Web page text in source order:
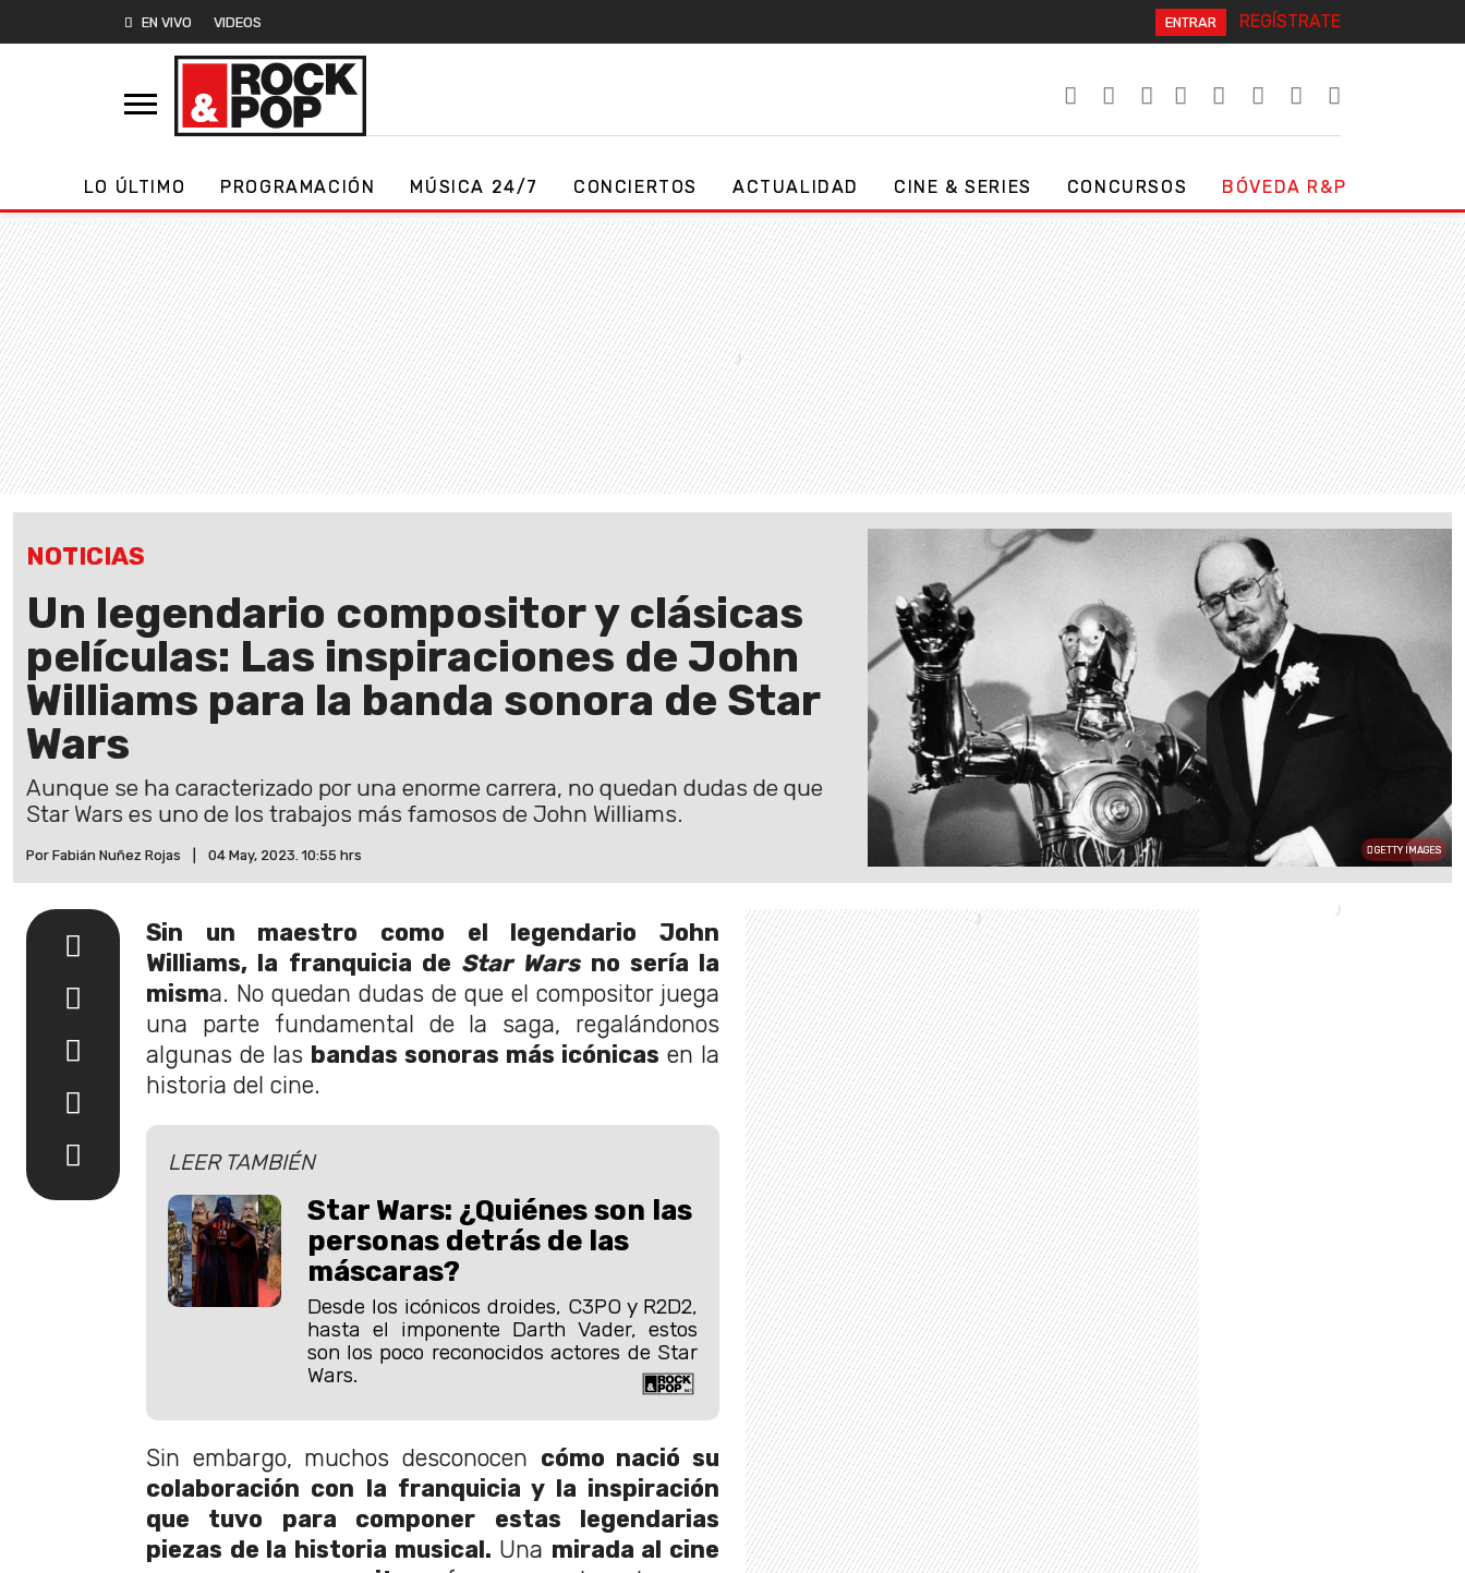
EN VIVO VIDEOS ENTRAR REGÍSTRATE
LO ÚLTIMO PROGRAMACIÓN MÚSICA 24/7 CONCIERTOS ACTUALIDAD CINE & SERIES CONCURSOS BÓVEDA R&P
NOTICIAS
Un legendario compositor y clásicas
películas: Las inspiraciones de John
Williams para la banda sonora de Star
Wars
Aunque se ha caracterizado por una enorme carrera, no quedan dudas de que
Star Wars es uno de los trabajos más famosos de John Williams.
Por Fabián Nuñez Rojas 04 May, 2023. 10:55 hrs GETTY IMAGES
Sin un maestro como el legendario John
Williams, la franquicia de Star Wars no sería la
misma. No quedan dudas de que el compositor juega
una parte fundamental de la saga, regalándonos
algunas de las bandas sonoras más icónicas en la
historia del cine.
LEER TAMBIÉN
Star Wars: ¿Quiénes son las
personas detrás de las
máscaras?
Desde los icónicos droides, C3PO y R2D2,
hasta el imponente Darth Vader, estos
son los poco reconocidos actores de Star
Wars.
Sin embargo, muchos desconocen cómo nació su
colaboración con la franquicia y la inspiración
que tuvo para componer estas legendarias
piezas de la historia musical. Una mirada al cine